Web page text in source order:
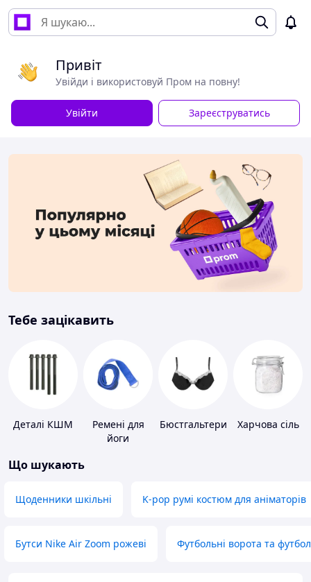
Привіт
Увійди і використовуй Пром на повну!
Увійти Зареєструватись
Тебе зацікавить
Деталі КШМ
Ремені для
йоги
Бюстгальтери Харчова сіль
Що шукають
Щоденники шкільні K-pop румі костюм для аніматорів
Бутси Nike Air Zoom рожеві Футбольні ворота та